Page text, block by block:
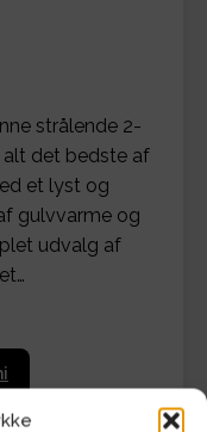
strålende 2-
det bedste af
et lyst og
gulvvarme og
udvalg af